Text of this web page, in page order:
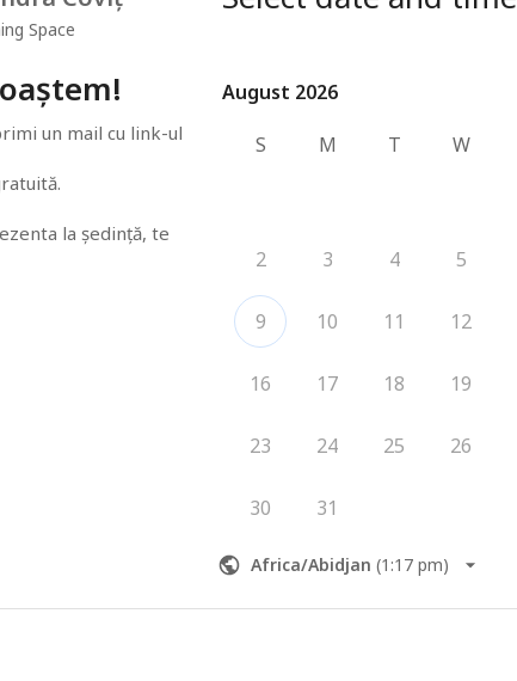
Space
un mail cu link-ul
la ședință, te
August 2026
August 2026
S
M T W
2 3 4 5
9 10 11 12
16 17 18 19
23 24 25 26
30 31
Africa/Abidjan (1:17 pm)